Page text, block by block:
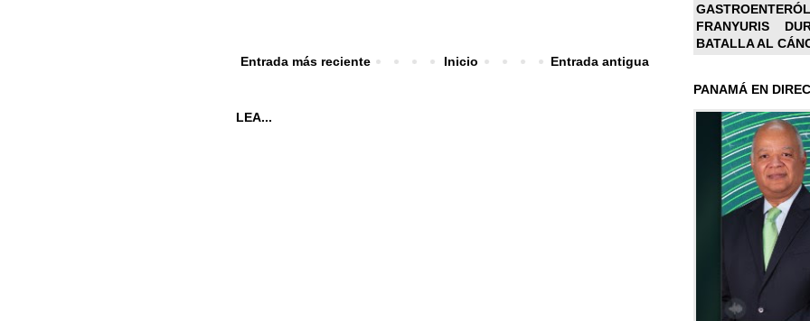
Entrada más reciente Entrada antigua
Inicio
LEA...
FRANYURIS
BATALLA AL
PANAMÁ EN